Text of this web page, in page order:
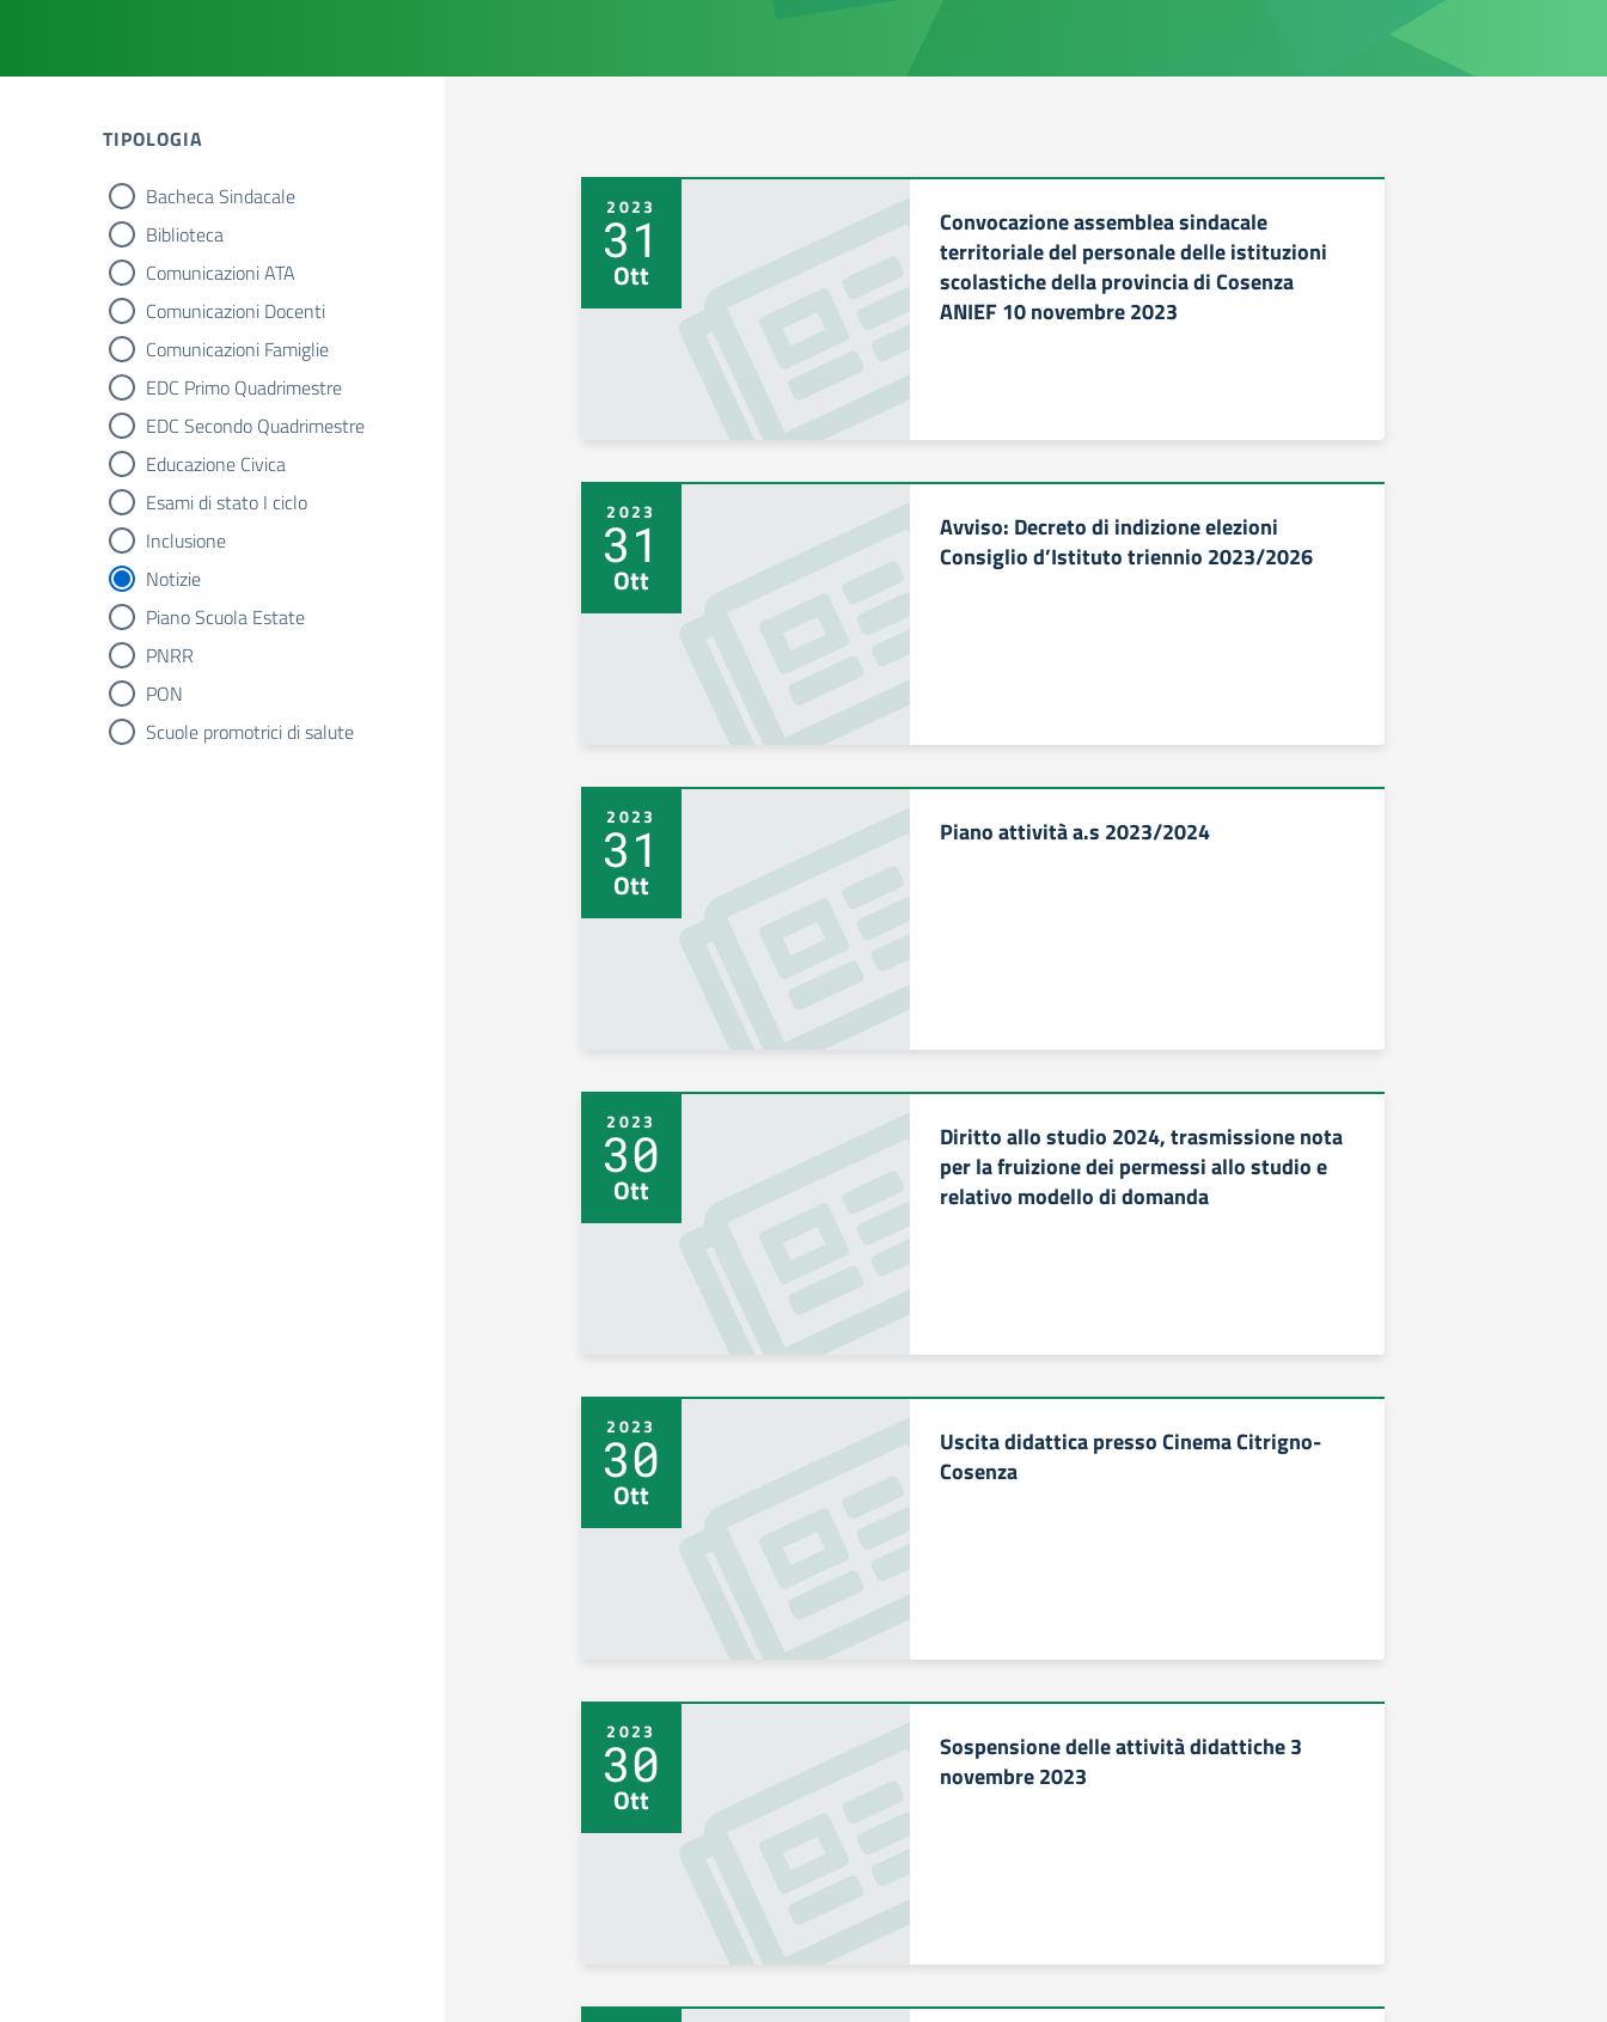
TIPOLOGIA
tipologia di articoli
Bacheca Sindacale
Biblioteca
Comunicazioni ATA
Comunicazioni Docenti
Comunicazioni Famiglie
EDC Primo Quadrimestre
EDC Secondo Quadrimestre
Educazione Civica
Esami di stato I ciclo
Inclusione
Notizie
Piano Scuola Estate
PNRR
PON
Scuole promotrici di salute
2023
31
Ott
Convocazione assemblea sindacale
territoriale del personale delle istituzioni
scolastiche della provincia di Cosenza
ANIEF 10 novembre 2023
2023
31
Ott
Avviso: Decreto di indizione elezioni
Consiglio d’Istituto triennio 2023/2026
2023
31
Ott
Piano attività a.s 2023/2024
2023
30
Ott
Diritto allo studio 2024, trasmissione nota
per la fruizione dei permessi allo studio e
relativo modello di domanda
2023
30
Ott
Uscita didattica presso Cinema Citrigno-
Cosenza
2023
30
Ott
Sospensione delle attività didattiche 3
novembre 2023